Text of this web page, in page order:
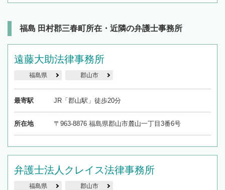
福島 田村郡三春町所在・近隣の弁護士事務所
遠藤大助法律事務所
福島県 郡山市
最寄駅 JR「郡山駅」徒歩20分
所在地 〒963-8876 福島県郡山市麓山一丁目3番6号
弁護士法人クレイス法律事務所
福島県 郡山市